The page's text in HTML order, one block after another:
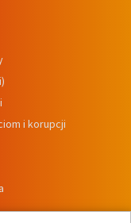
i korupcji